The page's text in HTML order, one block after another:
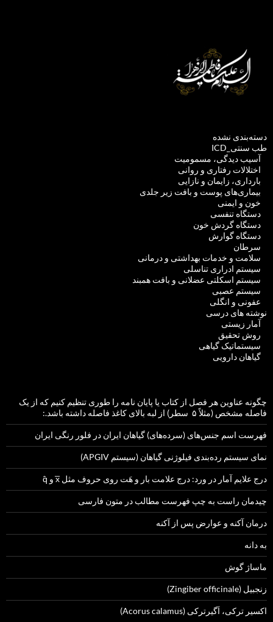
دسته‌بندی نشده
طب سنتی_ICD
آسیب دیدگی، مسمومیت
اختلالات رفتاری و روانی
بارداری، زایمان و نازایی
بیماری‌های پوست و بافت زیر جلدی
خون و ایمنی
دستگاه تنفسی
دستگاه گردش خون
دستگاه گوارش
سرطان
سلامت و خدمات بهداشتی و درمانی
سیستم ادراری تناسلی
سیستم اسکلتی عضلانی و بافت همبند
سیستم عصبی
عفونی و انگلی
نوشته های درسی
آمار زیستی
روش تحقیق
سیستماتیک گیاهی
گیاهان دارویی
چگونه عناوین هر فصل از کتاب یا پایان نامه را طوری تنظیم کنیم که از یک
فاصله مشخص (مثلاً ۵ سطر) از لبه بالای کاغذ فاصله داشته باشد.:
فهرست اسم جنس‌های (سرده‌های) گیاهان ایران در فلور رنگی ایران
نمای سیستم رده‌بندی فیلوژنی گیاهان (سیستم APGIV)
درج علایم آمار در ورد: درج علامت بار و هَت روی حروف مثل x̅ و q̂
چیدمان راست به چپ فهرست مطالب در متون فارسی
درمان آکنه و عوارض پس از آکنه
به دانه
ماساژ گوش
زنجبیل (Zingiber officinale)
اکسیر ترکی، اَگیرترکی (Acorus calamus)